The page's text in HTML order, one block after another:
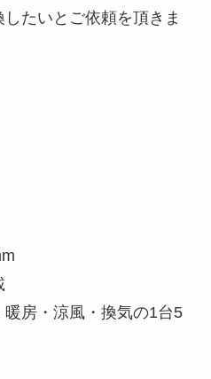
たいとご依頼を頂きま
暖房・涼風・換気の1台5